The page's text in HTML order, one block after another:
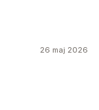
26 maj 2026